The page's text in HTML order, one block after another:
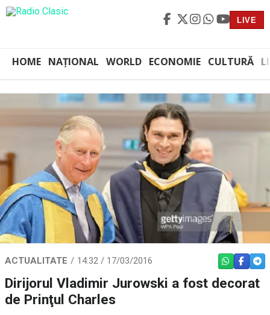
LIVE
HOME NAȚIONAL WORLD ECONOMIE CULTURĂ
ACTUALITATE 14:32 / 17/03/2016 WHATSAPP
Dirijorul Vladimir Jurowski a fost decorat
de Prinţul Charles